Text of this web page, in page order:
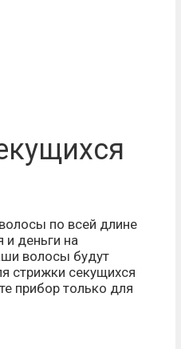
по всей длине
деньги на
волосы будут
стрижки секущихся
прибор только для